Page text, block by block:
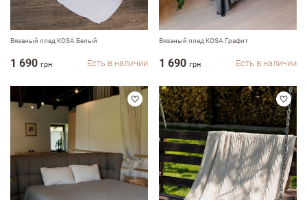
Вязаный плед KOSA Белый
1 690 грн Есть в наличии
Вязаный плед KOSA Графит
1 690 грн Есть в наличии